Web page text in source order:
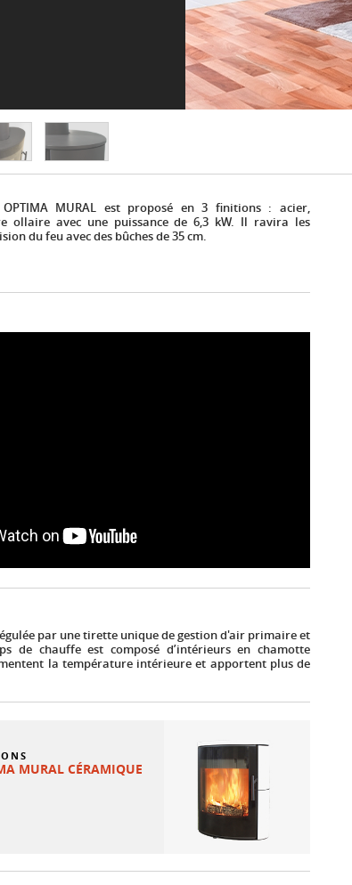
OPTIMA MURAL est proposé en 3 finitions : acier,
ollaire avec une puissance de 6,3 kW. Il ravira les
du feu avec des bûches de 35 cm.
par une tirette unique de gestion d'air primaire et
de chauffe est composé d’intérieurs en chamotte
la température intérieure et apportent plus de
MURAL CÉRAMIQUE